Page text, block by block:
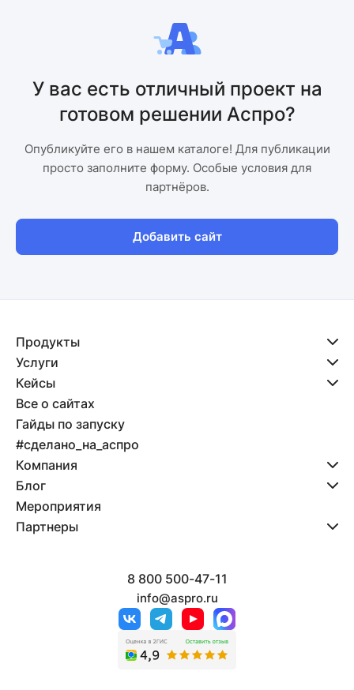
У вас есть отличный проект на
готовом решении Аспро?
Опубликуйте его в нашем каталоге! Для публикации
просто заполните форму. Особые условия для
партнёров.
Добавить сайт
Продукты
Услуги
Кейсы
Все о сайтах
Гайды по запуску
#сделано_на_аспро
Компания
Блог
Мероприятия
Партнеры
8 800 500-47-11
info@aspro.ru